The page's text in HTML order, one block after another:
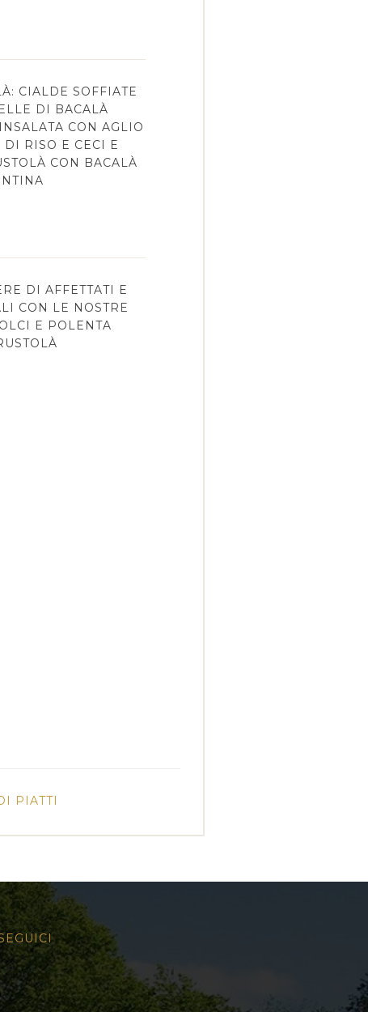
CIALDE SOFFIATE
DI BACALÀ
CON AGLIO
DI RISO E CECI E
CON BACALÀ
DI AFFETTATI E
CON LE NOSTRE
E POLENTA
PIATTI